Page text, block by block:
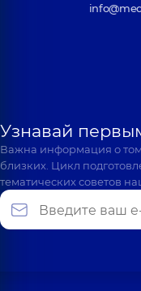
Узнавай
Важна информация о
близких. Цикл
тематических советов